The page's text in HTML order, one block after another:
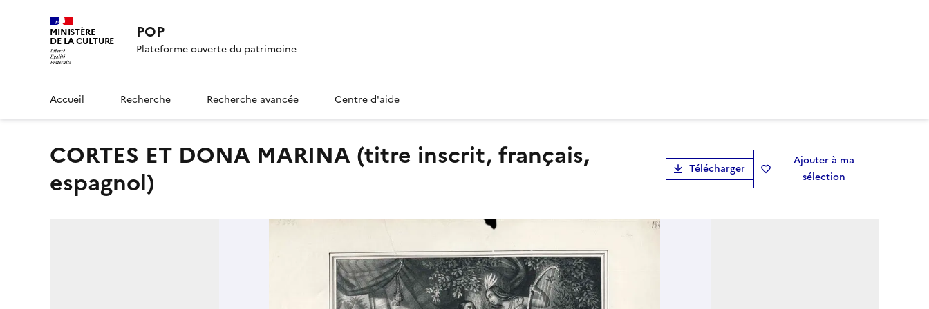
MINISTÈRE
DE LA CULTURE POP
Plateforme ouverte du patrimoine
Accueil Recherche Recherche avancée Centre d'aide
CORTES ET DONA MARINA (titre inscrit, français,
espagnol)
Télécharger
Ajouter à ma
sélection